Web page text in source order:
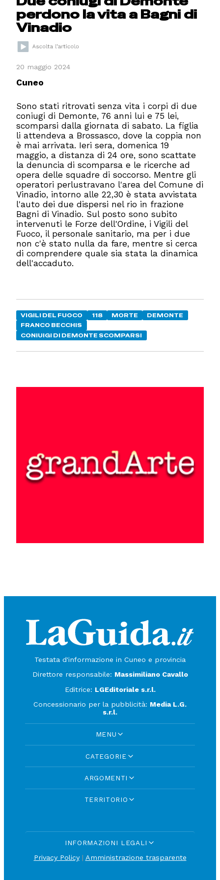
perdono la vita a Bagni di
Vinadio
20 maggio 2024
Cuneo
Sono stati ritrovati senza vita i corpi di due
coniugi di Demonte, 76 anni lui e 75 lei,
scomparsi dalla giornata di sabato. La figlia
li attendeva a Brossasco, dove la coppia non
è mai arrivata. Ieri sera, domenica 19
maggio, a distanza di 24 ore, sono scattate
la denuncia di scomparsa e le ricerche ad
opera delle squadre di soccorso. Mentre gli
operatori perlustravano l'area del Comune di
Vinadio, intorno alle 22,30 è stata avvistata
l'auto dei due dispersi nel rio in frazione
Bagni di Vinadio. Sul posto sono subito
intervenuti le Forze dell'Ordine, i Vigili del
Fuoco, il personale sanitario, ma per i due
non c'è stato nulla da fare, mentre si cerca
di comprendere quale sia stata la dinamica
dell'accaduto.
VIGILI DEL FUOCO 118 MORTE
DEMONTE
FRANCO BECCHIS
CONIUIGI DI DEMONTE SCOMPARSI
Testata d'informazione in Cuneo e provincia
Direttore responsabile: Massimiliano Cavallo
Editrice: LGEditoriale s.r.l.
Concessionario per la pubblicità: Media L.G.
s.r.l.
MENU
CATEGORIE
ARGOMENTI
TERRITORIO
INFORMAZIONI LEGALI
Privacy Policy| Amministrazione trasparente